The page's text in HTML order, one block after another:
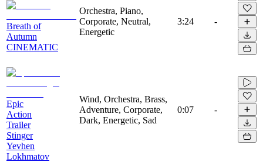
Breath of
Autumn
CINEMATIC
Orchestra, Piano,
Corporate, Neutral,
Energetic
3:24 -
Epic
Action
Trailer
Stinger
Yevhen
Lokhmatov
Wind, Orchestra, Brass,
Adventure, Corporate,
Dark, Energetic, Sad
0:07 -